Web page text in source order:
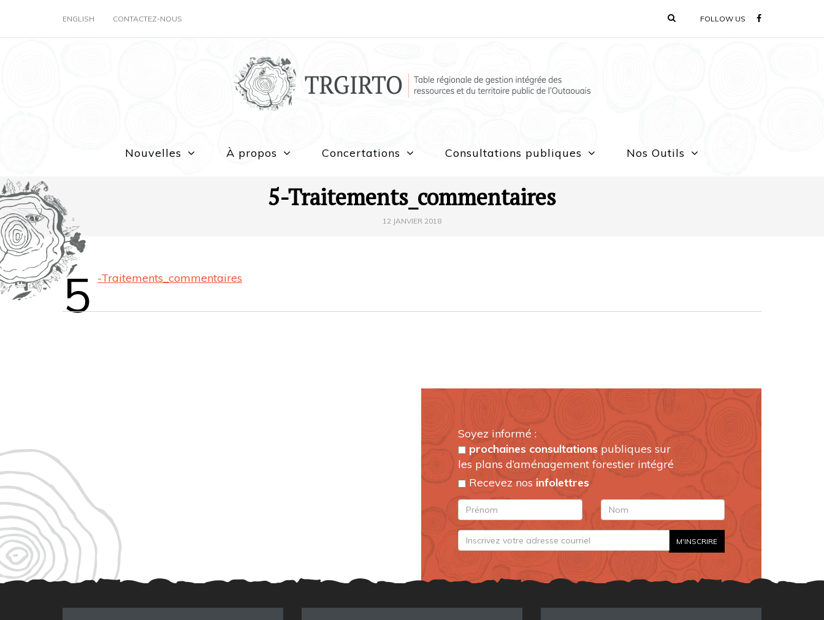
ENGLISH CONTACTEZ-NOUS FOLLOW US
Nouvelles À propos Concertations Consultations publiques Nos Outils
5-Traitements_commentaires
12 JANVIER 2018
5 -Traitements_commentaires
Soyez informé :
prochaines consultationspubliques sur
les plans d’aménagement forestier intégré
Recevez nos infolettres